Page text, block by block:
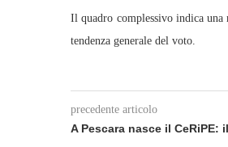
Il quadro complessivo indica una
tendenza generale del voto.
precedente articolo
A Pescara nasce il